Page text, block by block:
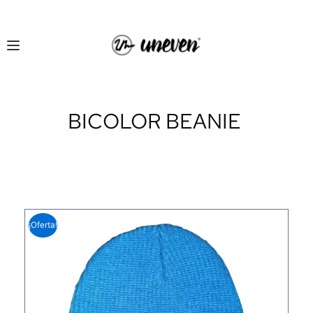
BICOLOR BEANIE
¡Oferta!